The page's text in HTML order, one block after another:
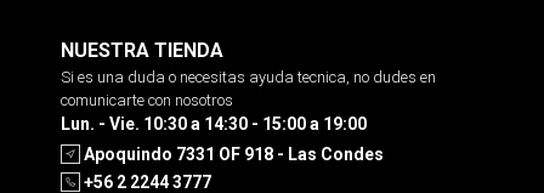
NUESTRA TIENDA
Si es una duda o necesitas ayuda tecnica, no dudes en
comunicarte con nosotros
Lun. - Vie. 10:30 a 14:30 - 15:00 a 19:00
Apoquindo 7331 OF 918 - Las Condes
+56 2 2244 3777